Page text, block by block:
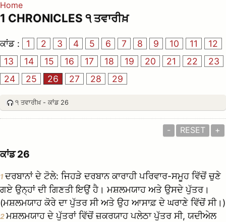
Home
1 CHRONICLES ੧ ਤਵਾਰੀਖ਼
ਕਾਂਡ : 1 2 3 4 5 6 7 8 9 10 11
12
13
14 15 16 17 18 19 20 21 22
23
24
25 26 27 28 29
੧ ਤਵਾਰੀਖ਼ - ਕਾਂਡ 26
- RESET +
ਕਾਂਡ 26
1ਦਰਬਾਨਾਂ ਦੇ ਟੋਲੇ: ਜਿਹੜੇ ਦਰਬਾਨ ਕਾਰਾਹੀ ਪਰਿਵਾਰ-ਸਮੂਹ ਵਿੱਚੋਂ ਚੁਣੇ
ਗਏ ਉਨ੍ਹਾਂ ਦੀ ਗਿਣਤੀ ਇਉਂ ਹੈ। ਮਸ਼ਲਮਯਾਹ ਅਤੇ ਉਸਦੇ ਪੁੱਤਰ।
(ਮਸ਼ਲਮਯਾਹ ਕੋਰੇ ਦਾ ਪੁੱਤਰ ਸੀ ਅਤੇ ਉਹ ਆਸਾਫ਼ ਦੇ ਘਰਾਣੇ ਵਿੱਚੋਂ ਸੀ।)
2ਮਸ਼ਲਮਯਾਹ ਦੇ ਪੁੱਤਰਾਂ ਵਿੱਚੋਂ ਜ਼ਕਰਯਾਹ ਪਲੇਠਾ ਪੁੱਤਰ ਸੀ, ਯਦੀਅੇਲ